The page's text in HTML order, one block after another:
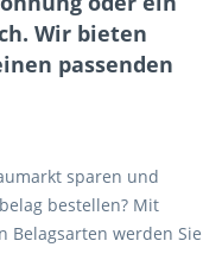
Wir bieten
passenden
sparen und
bestellen? Mit
Belagsarten werden Sie